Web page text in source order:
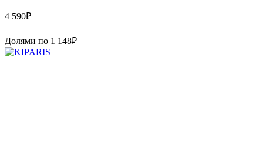
4 590₽
Долями по 1 148₽